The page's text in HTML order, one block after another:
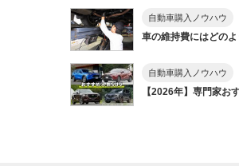
自動車購入ノウハウ
車の維持費にはどの
自動車購入ノウハウ
【2026年】専門家お